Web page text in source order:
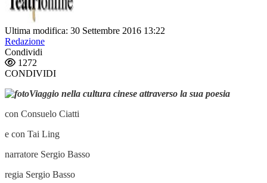
Ultima modifica: 30 Settembre 2016 13:22
Redazione
Condividi
1272
CONDIVIDI
Viaggio nella cultura cinese attraverso la sua poesia
con Consuelo Ciatti
e con Tai Ling
narratore Sergio Basso
regia Sergio Basso